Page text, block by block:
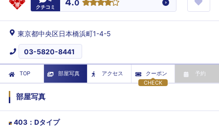
クチコミ
0
東京都中央区日本橋浜町1-4-5
03-5820-8441
TOP 部屋写真
アクセス
CHECK
クーポン 予約
部屋写真
403 ： Dタイプ